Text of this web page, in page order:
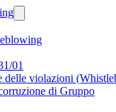
01
delle violazioni
di Gruppo